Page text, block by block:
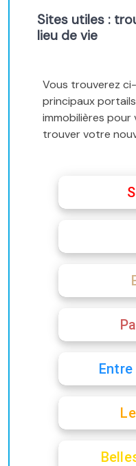
Sites utiles :
lieu de vie
Vous trouverez
principaux
immobilières
trouver votre